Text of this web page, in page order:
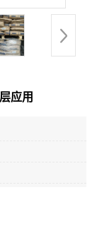
应用